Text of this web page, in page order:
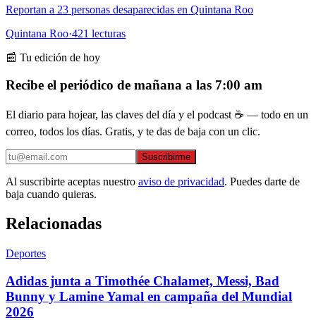
Reportan a 23 personas desaparecidas en Quintana Roo
Quintana Roo·421 lecturas
📰 Tu edición de hoy
Recibe el periódico de mañana a las 7:00 am
El diario para hojear, las claves del día y el podcast ☕ — todo en un
correo, todos los días. Gratis, y te das de baja con un clic.
Suscribirme
Al suscribirte aceptas nuestro aviso de privacidad. Puedes darte de
baja cuando quieras.
Relacionadas
Deportes
Adidas junta a Timothée Chalamet, Messi, Bad
Bunny y Lamine Yamal en campaña del Mundial
2026